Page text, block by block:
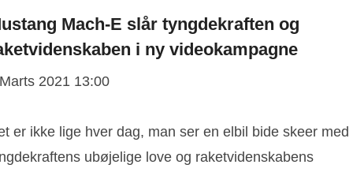
Mach-E slår tyngdekraften og
i ny videokampagne
2021 13:00
er ikke lige hver dag, man ser en elbil bide skeer med
ubøjelige love og raketvidenskabens